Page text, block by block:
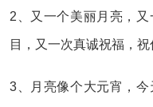
2、又一个美丽月亮，
目，又一次真诚祝福，
3、月亮像个大元宵，